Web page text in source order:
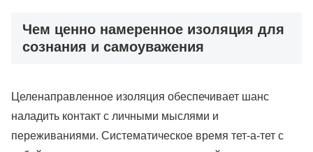
Чем ценно намеренное изоляция для
сознания и самоуважения
Целенаправленное изоляция обеспечивает шанс
наладить контакт с личными мыслями и
переживаниями. Систематическое время тет-а-тет с